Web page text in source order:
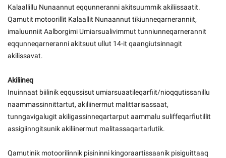
Pilersaarutinut isaavik
Kommuni pillugu paasissutissat
Kalaallillu Nunaannut eqqunneranni akitsuummik akiliissaatit.
Qamutit motoorillit Kalaallit Nunaannut tikiunneqarneranniit,
imaluunniit Aalborgimi Umiarsualivimmut tunniunneqarnerannit
eqqunneqarneranni akitsuut ullut 14-it qaangiutsinnagit
akilissavat.
Akiliineq
Inuinnaat biilinik eqqussisut umiarsuaatileqarfiit/nioqqutissanillu
naammassinnittartut, akiliinermut malittarisassaat,
tunngavigalugit akiligassinneqartarput aammalu suliffeqarfiutillit
assigiinngitsunik akiliinermut malitassaqartarlutik.
Qamutinik motoorilinnik pisininni kingoraartissaanik pisiguittaaq